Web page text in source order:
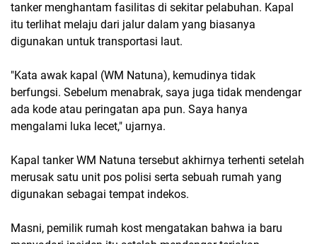
tanker menghantam fasilitas di sekitar pelabuhan. Kapal
itu terlihat melaju dari jalur dalam yang biasanya
digunakan untuk transportasi laut.
"Kata awak kapal (WM Natuna), kemudinya tidak
berfungsi. Sebelum menabrak, saya juga tidak mendengar
ada kode atau peringatan apa pun. Saya hanya
mengalami luka lecet," ujarnya.
Kapal tanker WM Natuna tersebut akhirnya terhenti setelah
merusak satu unit pos polisi serta sebuah rumah yang
digunakan sebagai tempat indekos.
Masni, pemilik rumah kost mengatakan bahwa ia baru